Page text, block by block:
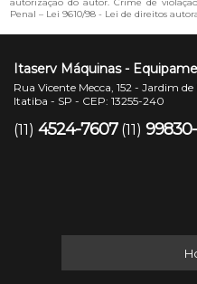
Penal – Lei 9610/98 - Lei de direitos
Itaserv Máquinas -
Rua Vicente Mecca, 152 - Jardim de
Itatiba - SP - CEP: 13255-240
(11) 4524-7607 (11) 99830-